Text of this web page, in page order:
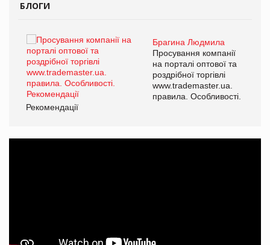
БЛОГИ
Брагина Людмила
Просування компанії
на порталі оптової та
роздрібної торгівлі
www.trademaster.ua.
правила. Особливості.
Рекомендації